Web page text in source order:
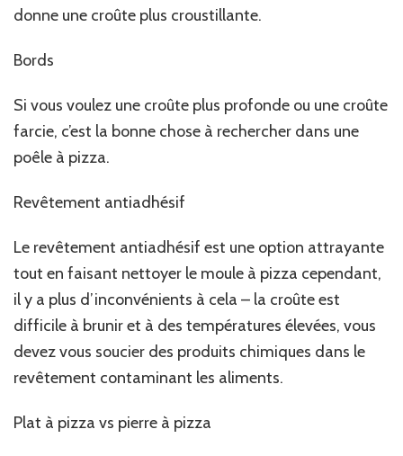
donne une croûte plus croustillante.
Bords
Si vous voulez une croûte plus profonde ou une croûte
farcie, c’est la bonne chose à rechercher dans une
poêle à pizza.
Revêtement antiadhésif
Le revêtement antiadhésif est une option attrayante
tout en faisant nettoyer le moule à pizza cependant,
il y a plus d’inconvénients à cela – la croûte est
difficile à brunir et à des températures élevées, vous
devez vous soucier des produits chimiques dans le
revêtement contaminant les aliments.
Plat à pizza vs pierre à pizza